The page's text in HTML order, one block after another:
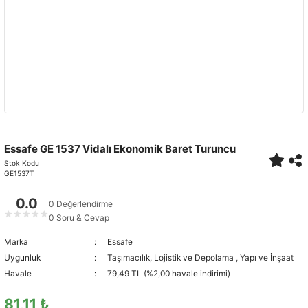
Essafe GE 1537 Vidalı Ekonomik Baret Turuncu
Stok Kodu
GE1537T
0.0
★ ★ ★ ★ ★
0 Değerlendirme
0 Soru & Cevap
Marka
Essafe
Uygunluk
Taşımacılık, Lojistik ve Depolama , Yapı ve İnşaat
Havale
79,49 TL (%2,00 havale indirimi)
81,11 ₺